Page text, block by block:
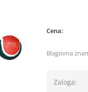
Cena:
Blagovna
Zaloga: